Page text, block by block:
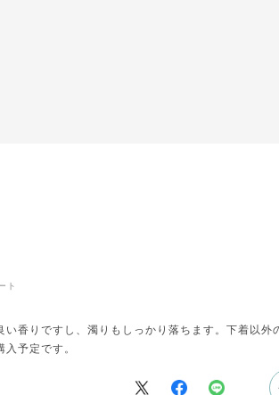
ト
香りですし、濁りもしっかり落ちます。下着以
予定です。